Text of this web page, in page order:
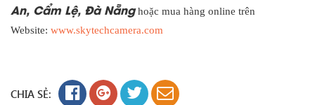
An, Cẩm Lệ, Đà Nẵng hoặc mua hàng online trên
Website: www.skytechcamera.com
CHIA SẺ: